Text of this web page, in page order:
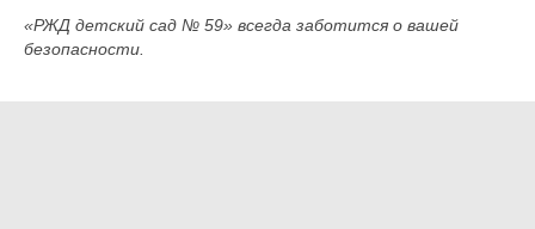
«РЖД детский сад № 59» всегда заботится о вашей
безопасности.